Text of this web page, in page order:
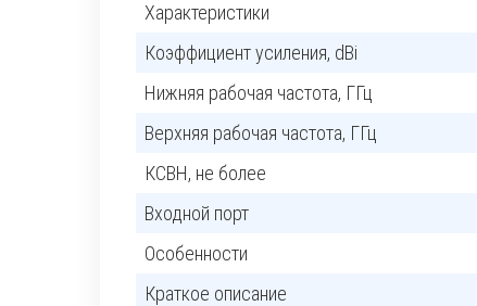
Характеристики
Коэффициент усиления, dBi
Нижняя рабочая частота, ГГц
Верхняя рабочая частота, ГГц
КСВН, не более
Входной порт
Особенности
Краткое описание